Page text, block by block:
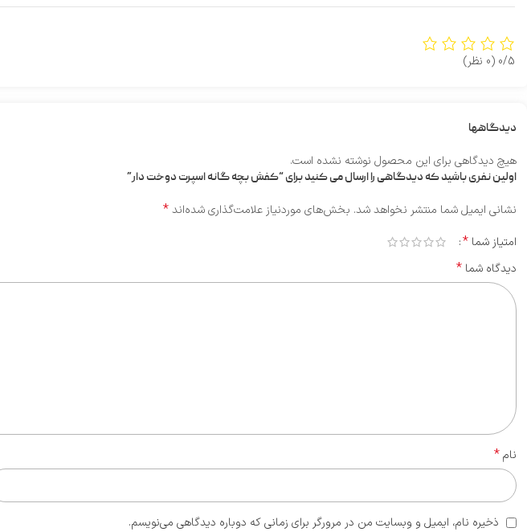
0/5 (0 نظر)
دیدگاهها
هیچ دیدگاهی برای این محصول نوشته نشده است.
اولین نفری باشید که دیدگاهی را ارسال می کنید برای “کفش بچه گانه اسپرت دوخت دار”
نشانی ایمیل شما منتشر نخواهد شد. بخش‌های موردنیاز علامت‌گذاری شده‌اند*
امتیاز شما *
دیدگاه شما *
نام*
ذخیره نام، ایمیل و وبسایت من در مرورگر برای زمانی که دوباره دیدگاهی می‌نویسم.